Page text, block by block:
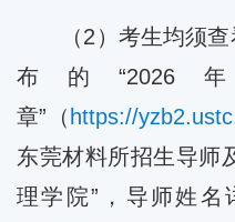
（2）考生均须
布的“2026
章”（ https://
东莞材料所招生导师
理学院”，导师姓名